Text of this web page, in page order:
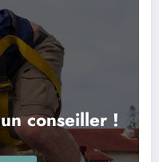
conseiller !